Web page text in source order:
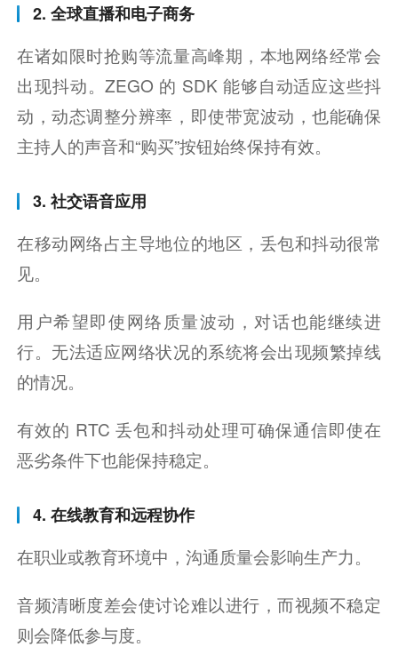
2. 全球直播和电子商务
在诸如限时抢购等流量高峰期，本地网络经常会
出现抖动。ZEGO 的 SDK 能够自动适应这些抖
动，动态调整分辨率，即使带宽波动，也能确保
主持人的声音和“购买”按钮始终保持有效。
3. 社交语音应用
在移动网络占主导地位的地区，丢包和抖动很常
见。
用户希望即使网络质量波动，对话也能继续进
行。无法适应网络状况的系统将会出现频繁掉线
的情况。
有效的 RTC 丢包和抖动处理可确保通信即使在
恶劣条件下也能保持稳定。
4. 在线教育和远程协作
在职业或教育环境中，沟通质量会影响生产力。
音频清晰度差会使讨论难以进行，而视频不稳定
则会降低参与度。